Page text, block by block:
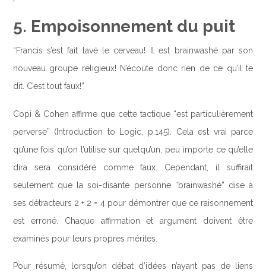
5. Empoisonnement du puit
“Francis s’est fait lavé le cerveau! Il est brainwashé par son
nouveau groupe religieux! N’écoute donc rien de ce qu’il te
dit. C’est tout faux!”
Copi & Cohen affirme que cette tactique “est particulièrement
perverse” (Introduction to Logic, p.145). Cela est vrai parce
qu’une fois qu’on l’utilise sur quelqu’un, peu importe ce qu’elle
dira sera considéré comme faux. Cependant, il suffirait
seulement que la soi-disante personne “brainwashé” dise à
ses détracteurs 2 + 2 = 4 pour démontrer que ce raisonnement
est erroné. Chaque affirmation et argument doivent être
examinés pour leurs propres mérites.
Pour résumé, lorsqu’on débat d’idées n’ayant pas de liens